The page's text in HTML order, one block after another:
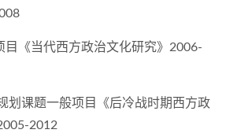
目《当代西方政治文化研究》2006-
划课题一般项目《后冷战时期西方政
2012